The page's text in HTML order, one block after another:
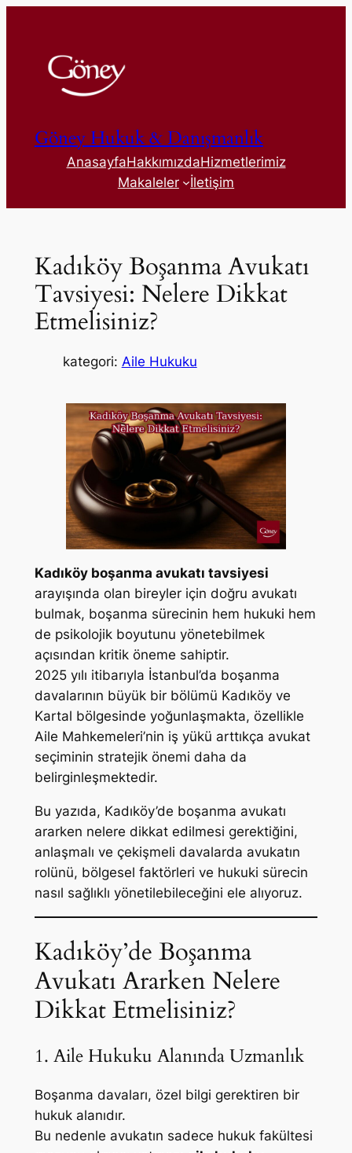
Göney Hukuk & Danışmanlık
AnasayfaHakkımızdaHizmetlerimiz
Makaleler
İletişim
Kadıköy Boşanma Avukatı
Tavsiyesi: Nelere Dikkat
Etmelisiniz?
kategori: Aile Hukuku
Kadıköy boşanma avukatı tavsiyesi
arayışında olan bireyler için doğru avukatı
bulmak, boşanma sürecinin hem hukuki hem
de psikolojik boyutunu yönetebilmek
açısından kritik öneme sahiptir.
2025 yılı itibarıyla İstanbul’da boşanma
davalarının büyük bir bölümü Kadıköy ve
Kartal bölgesinde yoğunlaşmakta, özellikle
Aile Mahkemeleri’nin iş yükü arttıkça avukat
seçiminin stratejik önemi daha da
belirginleşmektedir.
Bu yazıda, Kadıköy’de boşanma avukatı
ararken nelere dikkat edilmesi gerektiğini,
anlaşmalı ve çekişmeli davalarda avukatın
rolünü, bölgesel faktörleri ve hukuki sürecin
nasıl sağlıklı yönetilebileceğini ele alıyoruz.
Kadıköy’de Boşanma
Avukatı Ararken Nelere
Dikkat Etmelisiniz?
1. Aile Hukuku Alanında Uzmanlık
Boşanma davaları, özel bilgi gerektiren bir
hukuk alanıdır.
Bu nedenle avukatın sadece hukuk fakültesi